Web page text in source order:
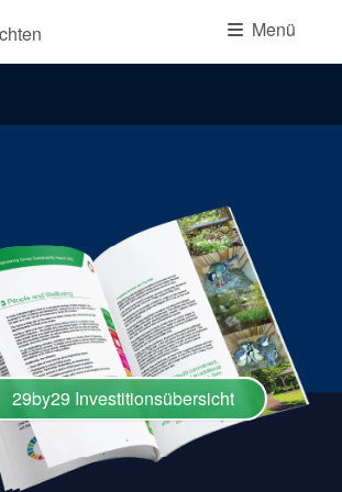
Menü
29by29 Investitionsübersicht